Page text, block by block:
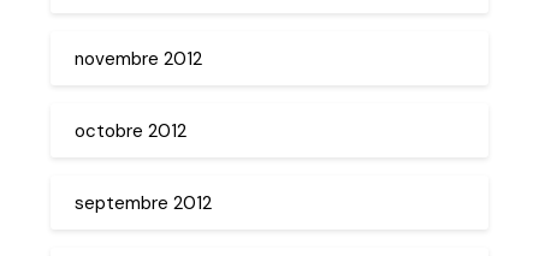
novembre 2012
octobre 2012
septembre 2012